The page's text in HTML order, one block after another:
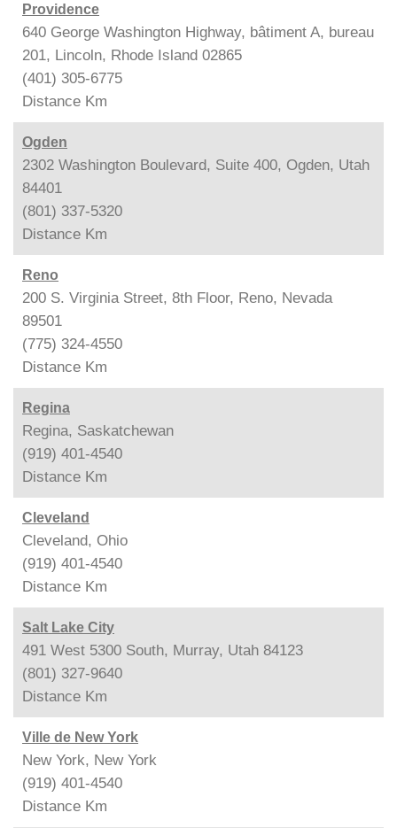
Providence
640 George Washington Highway, bâtiment A, bureau
201, Lincoln, Rhode Island 02865
(401) 305-6775
Distance Km
Ogden
2302 Washington Boulevard, Suite 400, Ogden, Utah
84401
(801) 337-5320
Distance Km
Reno
200 S. Virginia Street, 8th Floor, Reno, Nevada
89501
(775) 324-4550
Distance Km
Regina
Regina, Saskatchewan
(919) 401-4540
Distance Km
Cleveland
Cleveland, Ohio
(919) 401-4540
Distance Km
Salt Lake City
491 West 5300 South, Murray, Utah 84123
(801) 327-9640
Distance Km
Ville de New York
New York, New York
(919) 401-4540
Distance Km